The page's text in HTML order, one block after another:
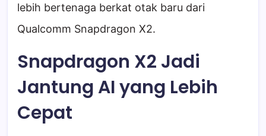
lebih bertenaga berkat otak baru dari
Qualcomm Snapdragon X2.
Snapdragon X2 Jadi
Jantung AI yang Lebih
Cepat